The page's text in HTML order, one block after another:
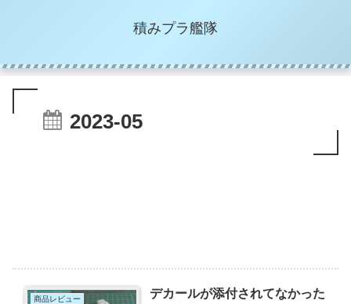
積みプラ艦隊
2023-05
商品レビュー
デカールが添付されてなかった